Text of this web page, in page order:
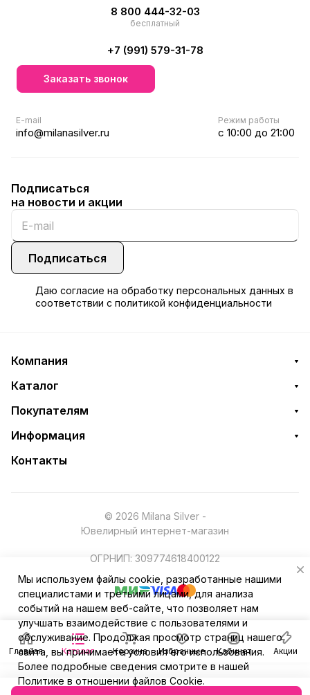
Главная Каталог Корзина Избранные Кабинет Акции
8 800 444-32-03
бесплатный
+7 (991) 579-31-78
Заказать звонок
E-mail
info@milanasilver.ru
Режим работы
с 10:00 до 21:00
Подписаться
на новости и акции
Подписаться
Даю согласие на обработку персональных данных в
соответствии с политикой конфиденциальности
Компания
Каталог
Покупателям
Информация
Контакты
© 2026 Milana Silver -
Ювелирный интернет-магазин
ОГРНИП: 309774618400122
Мы используем файлы cookie, разработанные нашими
специалистами и третьими лицами, для анализа
событий на нашем веб-сайте, что позволяет нам
улучшать взаимодействие с пользователями и
обслуживание. Продолжая просмотр страниц нашего
сайта, вы принимаете условия его использования.
Более подробные сведения смотрите в нашей
Политике в отношении файлов Cookie.